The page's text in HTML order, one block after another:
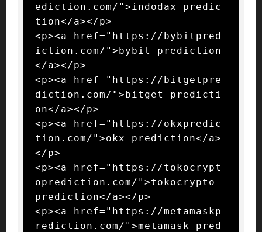
ediction.com/">indodax predic
tion</a></p>
<p><a href="https://bybitpred
iction.com/">bybit prediction
</a></p>
<p><a href="https://bitgetpre
diction.com/">bitget predicti
on</a></p>
<p><a href="https://okxpredic
tion.com/">okx prediction</a>
</p>
<p><a href="https://tokocrypt
oprediction.com/">tokocrypto
prediction</a></p>
<p><a href="https://metamaskp
rediction.com/">metamask pred